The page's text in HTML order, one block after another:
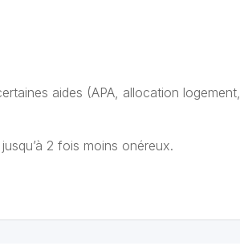
aides (APA, allocation logement,
2 fois moins onéreux.